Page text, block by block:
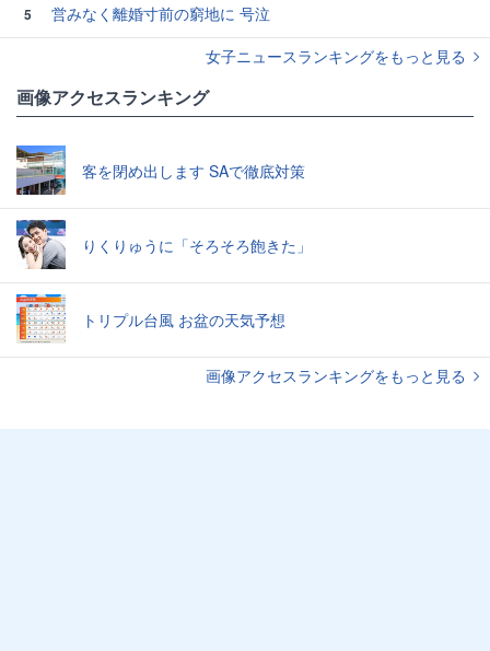
5
営みなく離婚寸前の窮地に 号泣
女子ニュースランキングをもっと見る
画像アクセスランキング
客を閉め出します SAで徹底対策
りくりゅうに「そろそろ飽きた」
トリプル台風 お盆の天気予想
画像アクセスランキングをもっと見る